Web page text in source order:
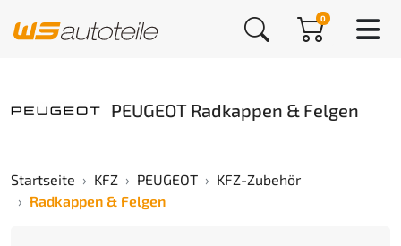
0
PEUGEOT Radkappen & Felgen
Startseite KFZ PEUGEOT
KFZ-Zubehör
Radkappen & Felgen